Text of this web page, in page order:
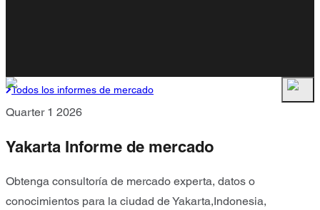
Todos los informes de mercado
Quarter 1 2026
Yakarta Informe de mercado
Obtenga consultoría de mercado experta, datos o
conocimientos para la ciudad de Yakarta,Indonesia,